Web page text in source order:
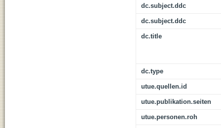
dc.subject.ddc
dc.subject.ddc
dc.title
dc.type
utue.quellen.id
utue.publikation.seiten
utue.personen.roh